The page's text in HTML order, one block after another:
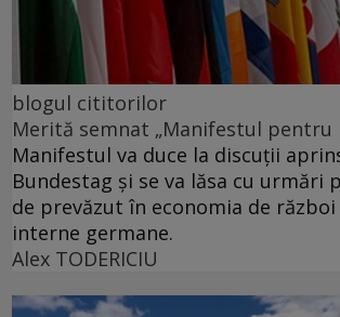
blogul cititorilor
Merită semnat „Manifestul pentru
Manifestul va duce la discuții
Bundestag și se va lăsa cu urmări
de prevăzut în economia de
interne germane.
Alex TODERICIU